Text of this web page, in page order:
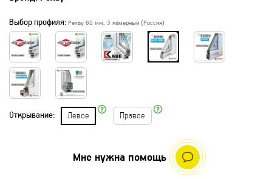
Выбор профиля: Рехау 60 мм, 3 камерный (Россия)
Открывание: Левое Правое
Мне нужна помощь